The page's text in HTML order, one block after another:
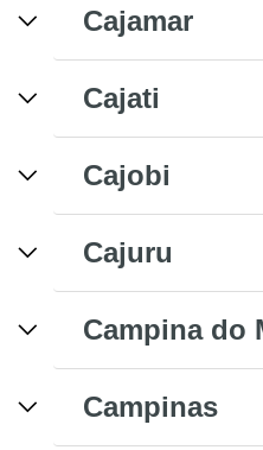
Cajamar
Cajati
Cajobi
Cajuru
Campina do
Campinas